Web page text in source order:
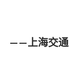
——上海交